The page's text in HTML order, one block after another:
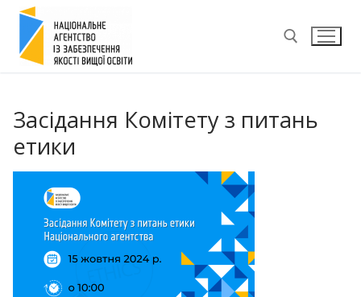
Перейти
вмісту
Засідання Комітету з питань
етики